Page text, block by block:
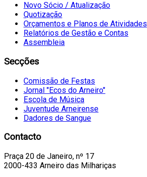
Novo Sócio / Atualização
Quotização
Orçamentos e Planos de Atividades
Relatórios de Gestão e Contas
Assembleia
Secções
Comissão de Festas
Jornal "Ecos do Arneiro"
Escola de Música
Juventude Arneirense
Dadores de Sangue
Contacto
Praça 20 de Janeiro, nº 17
2000-433 Arneiro das Milhariças